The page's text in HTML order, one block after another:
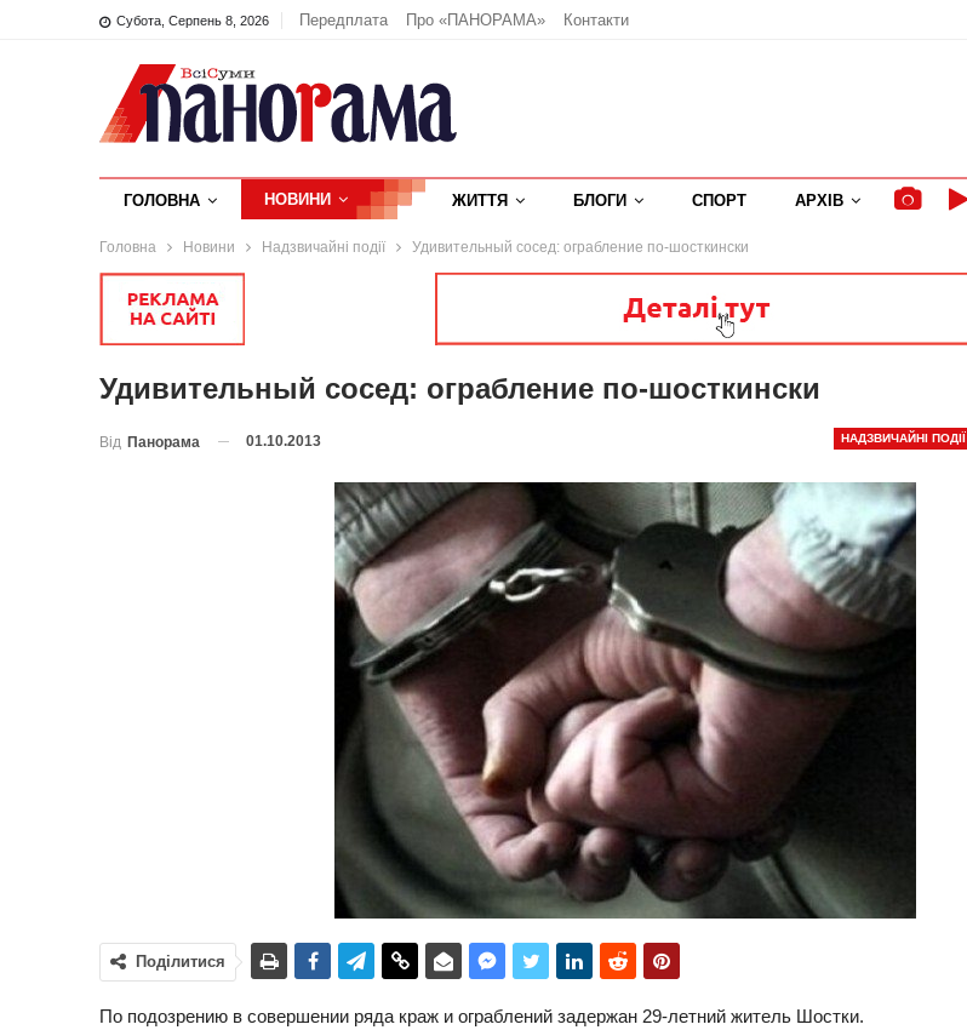
Субота, Серпень 8, 2026 Передплата Про «ПАНОРАМА» Контакти
ГОЛОВНА НОВИНИ ЖИТТЯ БЛОГИ СПОРТ АРХІВ
Головна Новини Надзвичайні події Удивительный сосед: ограбление по-шосткински
Удивительный сосед: ограбление по-шосткински
НАДЗВИЧАЙНІ ПОДІЇ
Від Панорама 01.10.2013
Поділитися
По подозрению в совершении ряда краж и ограблений задержан 29-летний житель Шостки.